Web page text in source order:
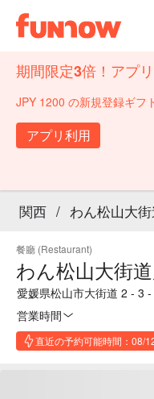
期間限定3倍！アプ
JPY 1200 の新規登録ギフ
アプリ利用
関西 / わん松山大
餐廳 (Restaurant)
わん松山大街
愛媛県松山市大街道 2 - 3
営業時間
直近の予約可能時間：08/